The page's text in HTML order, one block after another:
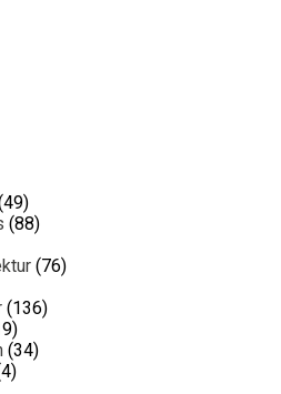
(88)
(76)
(136)
(34)